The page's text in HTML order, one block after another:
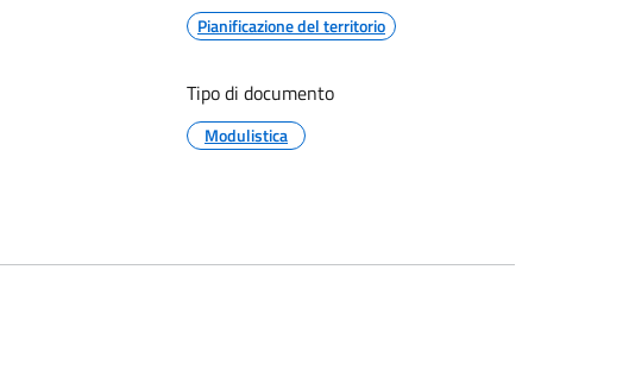
Pianificazione del territorio
Tipo di documento
Modulistica